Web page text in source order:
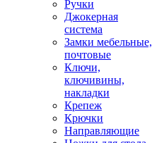
Ручки
Джокерная
система
Замки мебельные,
почтовые
Ключи,
ключивины,
накладки
Крепеж
Крючки
Направляющие